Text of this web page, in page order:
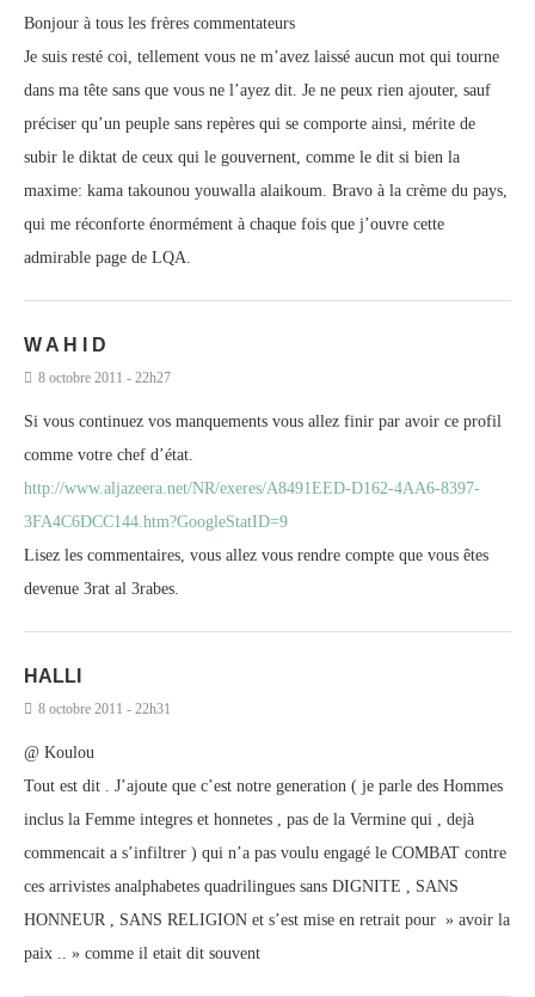
Bonjour à tous les frères commentateurs
Je suis resté coi, tellement vous ne m’avez laissé aucun mot qui tourne
dans ma tête sans que vous ne l’ayez dit. Je ne peux rien ajouter, sauf
préciser qu’un peuple sans repères qui se comporte ainsi, mérite de
subir le diktat de ceux qui le gouvernent, comme le dit si bien la
maxime: kama takounou youwalla alaikoum. Bravo à la crème du pays,
qui me réconforte énormément à chaque fois que j’ouvre cette
admirable page de LQA.
W A H I D
8 octobre 2011 - 22h27
Si vous continuez vos manquements vous allez finir par avoir ce profil
comme votre chef d’état.
http://www.aljazeera.net/NR/exeres/A8491EED-D162-4AA6-8397-
3FA4C6DCC144.htm?GoogleStatID=9
Lisez les commentaires, vous allez vous rendre compte que vous êtes
devenue 3rat al 3rabes.
HALLI
8 octobre 2011 - 22h31
@ Koulou
Tout est dit . J’ajoute que c’est notre generation ( je parle des Hommes
inclus la Femme integres et honnetes , pas de la Vermine qui , dejà
commencait a s’infiltrer ) qui n’a pas voulu engagé le COMBAT contre
ces arrivistes analphabetes quadrilingues sans DIGNITE , SANS
HONNEUR , SANS RELIGION et s’est mise en retrait pour » avoir la
paix .. » comme il etait dit souvent